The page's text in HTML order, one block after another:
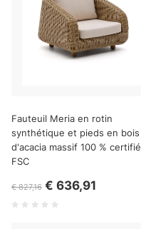
Fauteuil Meria en rotin
synthétique et pieds en bois
d'acacia massif 100 % certifié
FSC
€ 827,16 € 636,91